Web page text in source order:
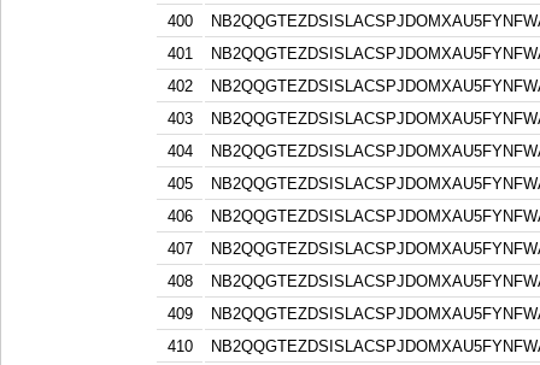
400
401
402
403
404
405
406
407
408
409
410